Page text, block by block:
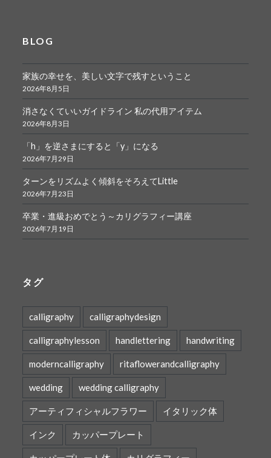
BLOG
家族の幸せを、美しい文字で残すということ
2026年8月5日
消さなくていいガイドライン 私の代用アイテム
2026年8月3日
「h」を逆さまにすると「y」になる
2026年7月29日
ターンをリズムよく傾斜をそろえてLittle
2026年7月23日
卒業・進級おめでとう～カリグラフィー講座
2026年7月19日
タグ
calligraphy calligraphydesign
calligraphylesson handlettering handwriting
moderncalligraphy ritaflowerandcalligraphy
wedding wedding calligraphy
アーティフィシャルフラワー イタリック体
インク カッパープレート